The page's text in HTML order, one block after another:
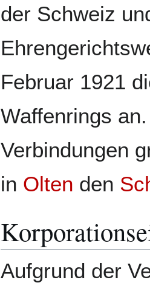
der Schweiz
Februar 1921
Waffenrings
Verbindungen
in Olten den
Aufgrund der